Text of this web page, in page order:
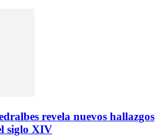
revela nuevos hallazgos
siglo XIV